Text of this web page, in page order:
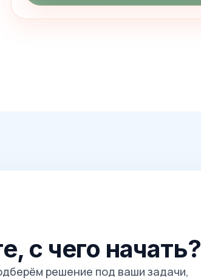
с чего начать?
решение под ваши задачи,